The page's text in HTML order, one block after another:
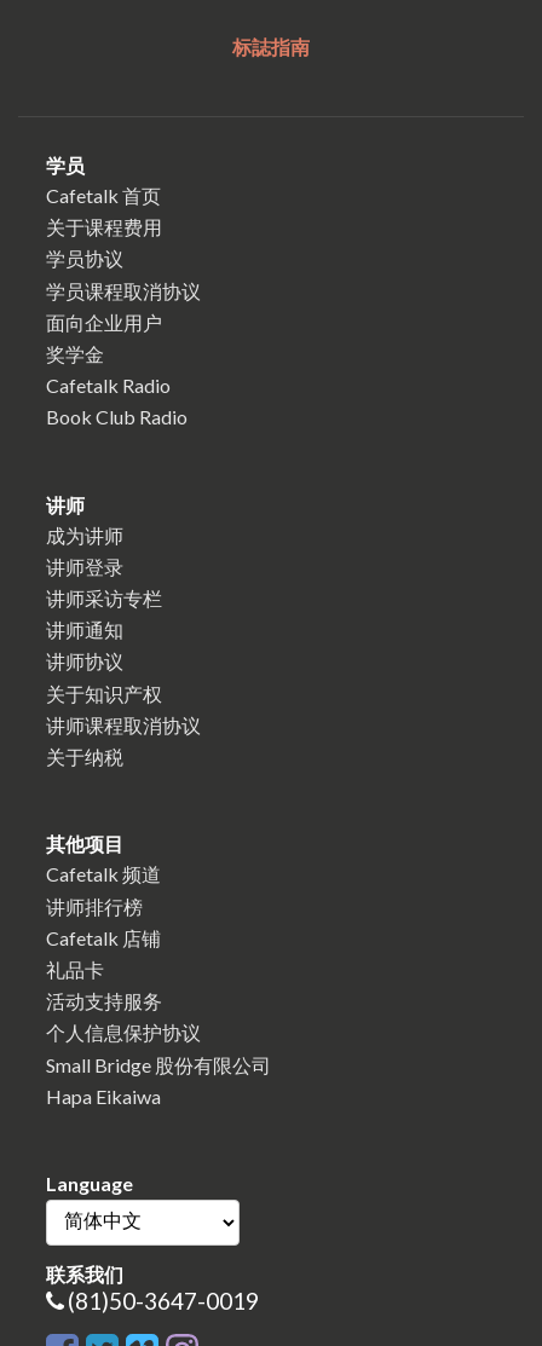
标誌指南
学员
Cafetalk 首页
关于课程费用
学员协议
学员课程取消协议
面向企业用户
奖学金
Cafetalk Radio
Book Club Radio
讲师
成为讲师
讲师登录
讲师采访专栏
讲师通知
讲师协议
关于知识产权
讲师课程取消协议
关于纳税
其他项目
Cafetalk 频道
讲师排行榜
Cafetalk 店铺
礼品卡
活动支持服务
个人信息保护协议
Small Bridge 股份有限公司
Hapa Eikaiwa
Language
联系我们
(81)50-3647-0019